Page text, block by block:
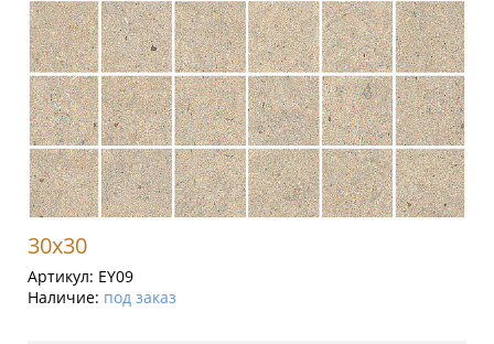
30x30
Артикул: EY09
Наличие: под заказ